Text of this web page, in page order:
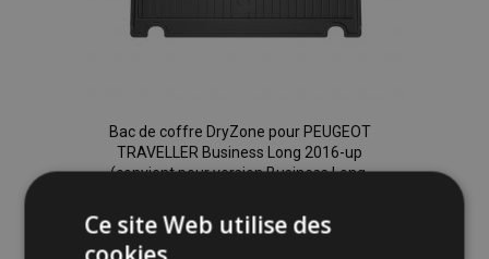
Bac de coffre DryZone pour PEUGEOT
TRAVELLER Business Long 2016-up
(convient pour version Business Long,
36,95 €
Ce site Web utilise des